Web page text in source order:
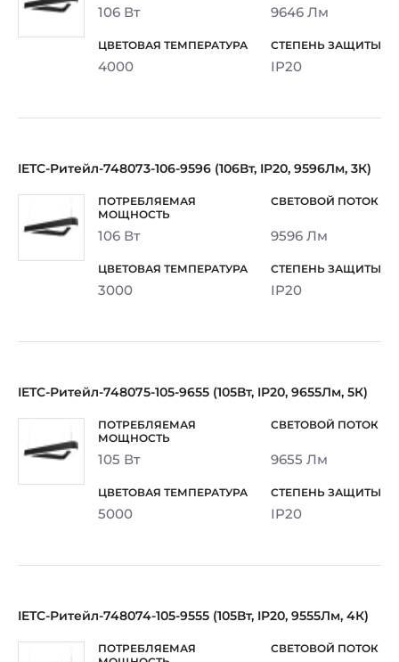
106 Вт 9646 Лм
4000 IP20
IETC-Ритейл-748073-106-9596 (106Вт, IP20, 9596Лм, 3К)
106 Вт 9596 Лм
3000 IP20
IETC-Ритейл-748075-105-9655 (105Вт, IP20, 9655Лм, 5К)
105 Вт 9655 Лм
5000 IP20
IETC-Ритейл-748074-105-9555 (105Вт, IP20, 9555Лм, 4К)